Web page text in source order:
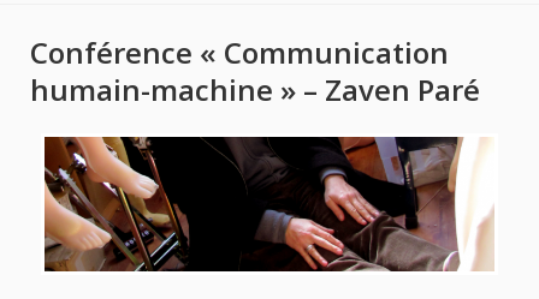
Conférence « Communication
humain-machine » – Zaven Paré